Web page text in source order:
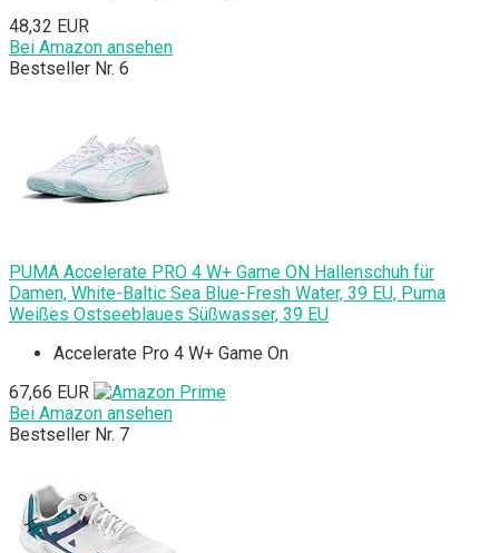
48,32 EUR
Bei Amazon ansehen
Bestseller Nr. 6
PUMA Accelerate PRO 4 W+ Game ON Hallenschuh für
Damen, White-Baltic Sea Blue-Fresh Water, 39 EU, Puma
Weißes Ostseeblaues Süßwasser, 39 EU
Accelerate Pro 4 W+ Game On
67,66 EUR
Bei Amazon ansehen
Bestseller Nr. 7